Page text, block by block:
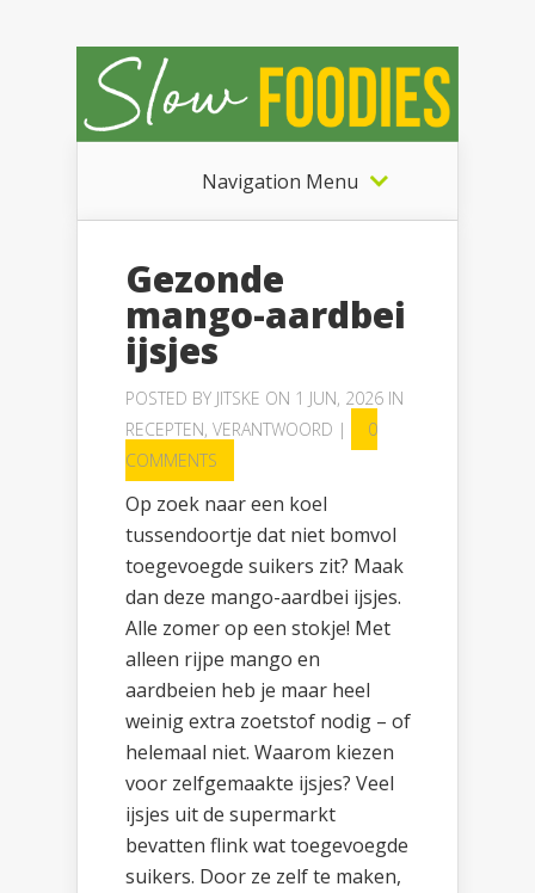
Navigation Menu
Gezonde
mango-aardbei
ijsjes
POSTED BY JITSKE ON 1 JUN, 2026 IN
RECEPTEN, VERANTWOORD |
0
COMMENTS
Op zoek naar een koel
tussendoortje dat niet bomvol
toegevoegde suikers zit? Maak
dan deze mango-aardbei ijsjes.
Alle zomer op een stokje! Met
alleen rijpe mango en
aardbeien heb je maar heel
weinig extra zoetstof nodig – of
helemaal niet. Waarom kiezen
voor zelfgemaakte ijsjes? Veel
ijsjes uit de supermarkt
bevatten flink wat toegevoegde
suikers. Door ze zelf te maken,